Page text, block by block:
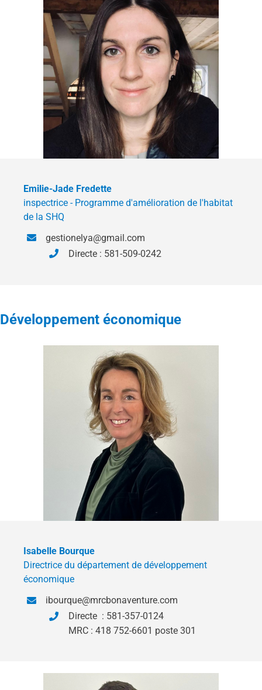
Emilie-Jade Fredette
inspectrice - Programme d'amélioration de l'habitat
de la SHQ
gestionelya@gmail.com
Directe : 581-509-0242
Développement économique
Isabelle Bourque
Directrice du département de développement
économique
ibourque@mrcbonaventure.com
Directe : 581-357-0124
MRC : 418 752-6601 poste 301